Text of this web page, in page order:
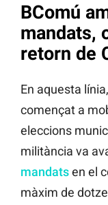
BComú
mandats,
retorn de
En aquesta línia,
començat a
eleccions
militància va
mandatsen el
màxim de